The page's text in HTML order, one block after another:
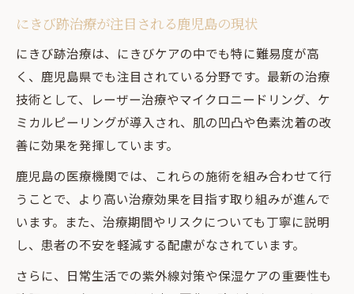
にきび跡治療が注目される鹿児島の現状
にきび跡治療は、にきびケアの中でも特に難易度が高
く、鹿児島県でも注目されている分野です。最新の治療
技術として、レーザー治療やマイクロニードリング、ケ
ミカルピーリングが導入され、肌の凹凸や色素沈着の改
善に効果を発揮しています。
鹿児島の医療機関では、これらの施術を組み合わせて行
うことで、より高い治療効果を目指す取り組みが進んで
います。また、治療期間やリスクについても丁寧に説明
し、患者の不安を軽減する配慮がなされています。
さらに、日常生活での紫外線対策や保湿ケアの重要性も